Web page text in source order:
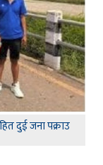
दुई जना पक्राउ